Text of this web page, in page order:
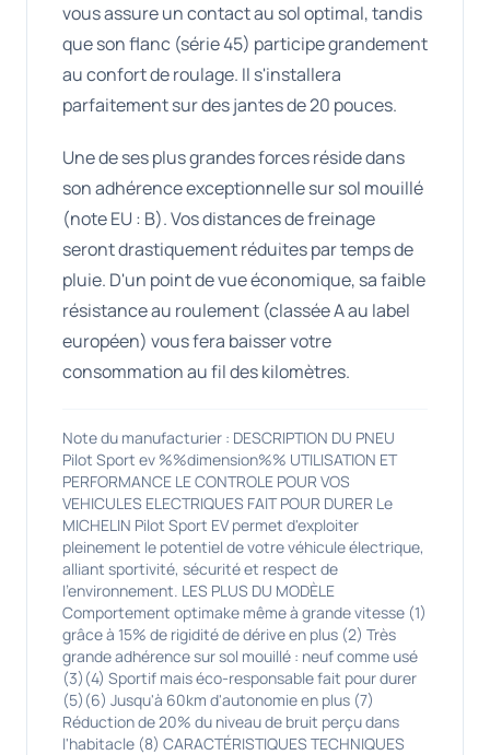
vous assure un contact au sol optimal, tandis
que son flanc (série 45) participe grandement
au confort de roulage. Il s'installera
parfaitement sur des jantes de 20 pouces.
Une de ses plus grandes forces réside dans
son adhérence exceptionnelle sur sol mouillé
(note EU : B). Vos distances de freinage
seront drastiquement réduites par temps de
pluie. D'un point de vue économique, sa faible
résistance au roulement (classée A au label
européen) vous fera baisser votre
consommation au fil des kilomètres.
Note du manufacturier : DESCRIPTION DU PNEU
Pilot Sport ev %%dimension%% UTILISATION ET
PERFORMANCE LE CONTROLE POUR VOS
VEHICULES ELECTRIQUES FAIT POUR DURER Le
MICHELIN Pilot Sport EV permet d'exploiter
pleinement le potentiel de votre véhicule électrique,
alliant sportivité, sécurité et respect de
l'environnement. LES PLUS DU MODÈLE
Comportement optimake même à grande vitesse (1)
grâce à 15% de rigidité de dérive en plus (2) Très
grande adhérence sur sol mouillé : neuf comme usé
(3)(4) Sportif mais éco-responsable fait pour durer
(5)(6) Jusqu'à 60km d'autonomie en plus (7)
Réduction de 20% du niveau de bruit perçu dans
l'habitacle (8) CARACTÉRISTIQUES TECHNIQUES